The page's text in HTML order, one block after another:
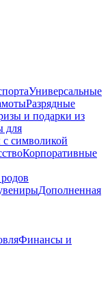
Универсальные
Разрядные
и подарки из
для
символикой
Корпоративные
Дополненная
Финансы и